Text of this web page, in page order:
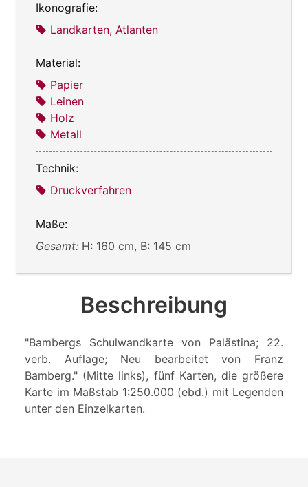
Ikonografie:
Landkarten, Atlanten
Material:
Papier
Leinen
Holz
Metall
Technik:
Druckverfahren
Maße:
Gesamt: H: 160 cm, B: 145 cm
Beschreibung
"Bambergs Schulwandkarte von Palästina; 22.
verb. Auflage; Neu bearbeitet von Franz
Bamberg." (Mitte links), fünf Karten, die größere
Karte im Maßstab 1:250.000 (ebd.) mit Legenden
unter den Einzelkarten.